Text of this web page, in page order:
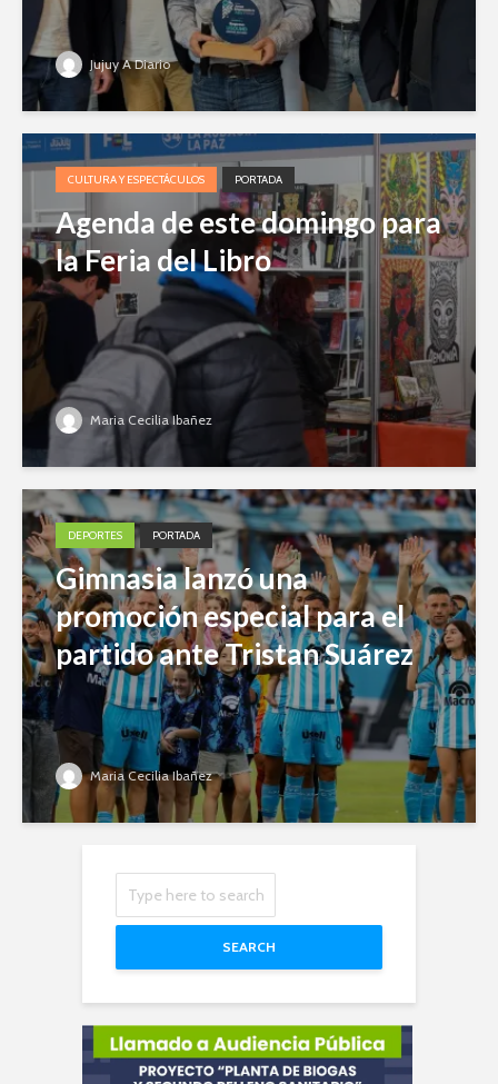
Jujuy A Diario
CULTURA Y ESPECTÁCULOS PORTADA
Agenda de este domingo para
la Feria del Libro
Maria Cecilia Ibañez
DEPORTES PORTADA
Gimnasia lanzó una
promoción especial para el
partido ante Tristan Suárez
Maria Cecilia Ibañez
SEARCH